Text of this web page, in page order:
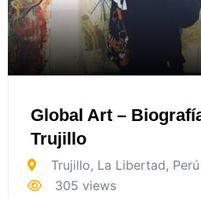
Global Art –
Trujillo
Trujillo, La Libertad, Perú
305 views